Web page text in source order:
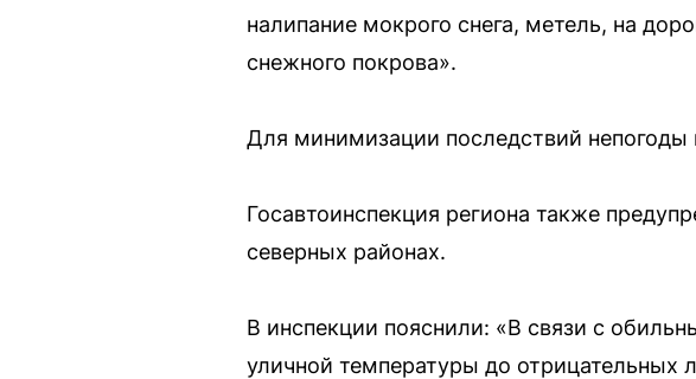
налипание мокрого снега, метель, на
снежного покрова».
Для минимизации последствий непогоды
Госавтоинспекция региона также
северных районах.
В инспекции пояснили: «В связи с
уличной температуры до отрицательных